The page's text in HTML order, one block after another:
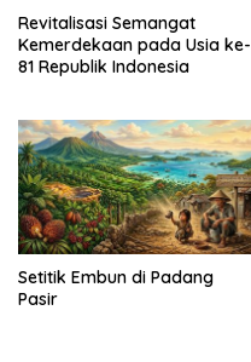
Revitalisasi Semangat
Kemerdekaan pada Usia ke-
81 Republik Indonesia
Setitik Embun di Padang
Pasir